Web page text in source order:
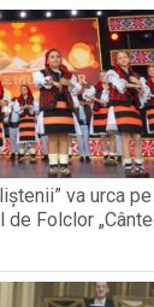
va urca
Folclor